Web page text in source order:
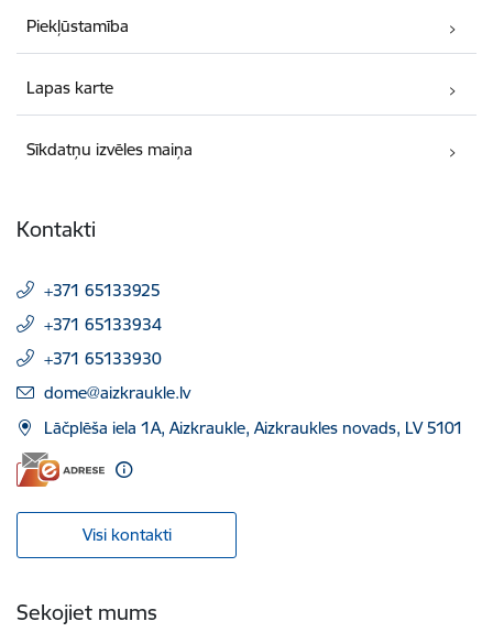
Piekļūstamība
Lapas karte
Sīkdatņu izvēles maiņa
Kontakti
+371 65133925
+371 65133934
+371 65133930
E-pasts:
dome@aizkraukle.lv
Lāčplēša iela 1A, Aizkraukle, Aizkraukles novads, LV 5101
Visi kontakti
Sekojiet mums